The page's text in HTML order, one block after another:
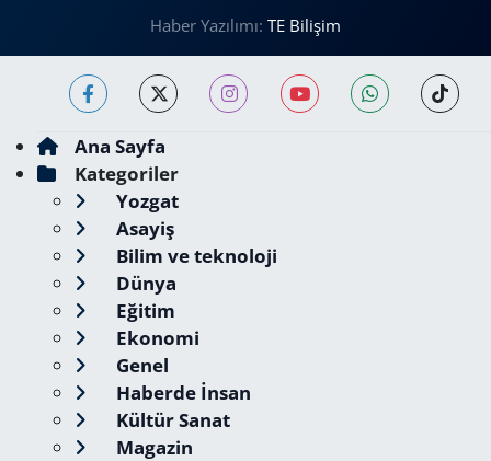
Haber Yazılımı: TE Bilişim
Ana Sayfa
Kategoriler
Yozgat
Asayiş
Bilim ve teknoloji
Dünya
Eğitim
Ekonomi
Genel
Haberde İnsan
Kültür Sanat
Magazin